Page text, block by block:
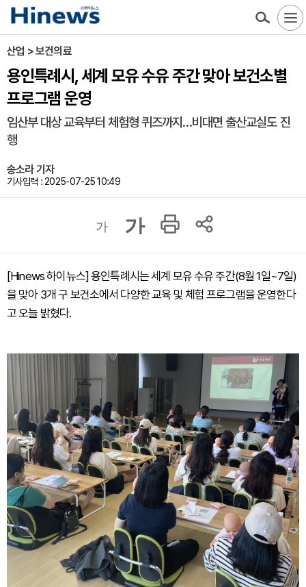
산업 > 보건의료
용인특례시, 세계 모유 수유 주간 맞아 보건소별
프로그램 운영
임산부 대상 교육부터 체험형 퀴즈까지…비대면 출산교실도 진
행
송소라 기자
기사입력 : 2025-07-25 10:49
가 가
[Hinews 하이뉴스] 용인특례시는 세계 모유 수유 주간(8월 1일~7일)
을 맞아 3개 구 보건소에서 다양한 교육 및 체험 프로그램을 운영한다
고 오늘 밝혔다.